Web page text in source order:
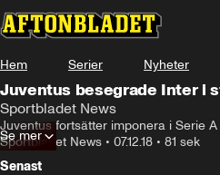
Hem Serier Nyheter
Juventus besegrade Inter i
Sportbladet News
Juventus fortsätter imponera i Serie
Sportbladet News • 07.12.18 • 81 sek
Se mer
Senast